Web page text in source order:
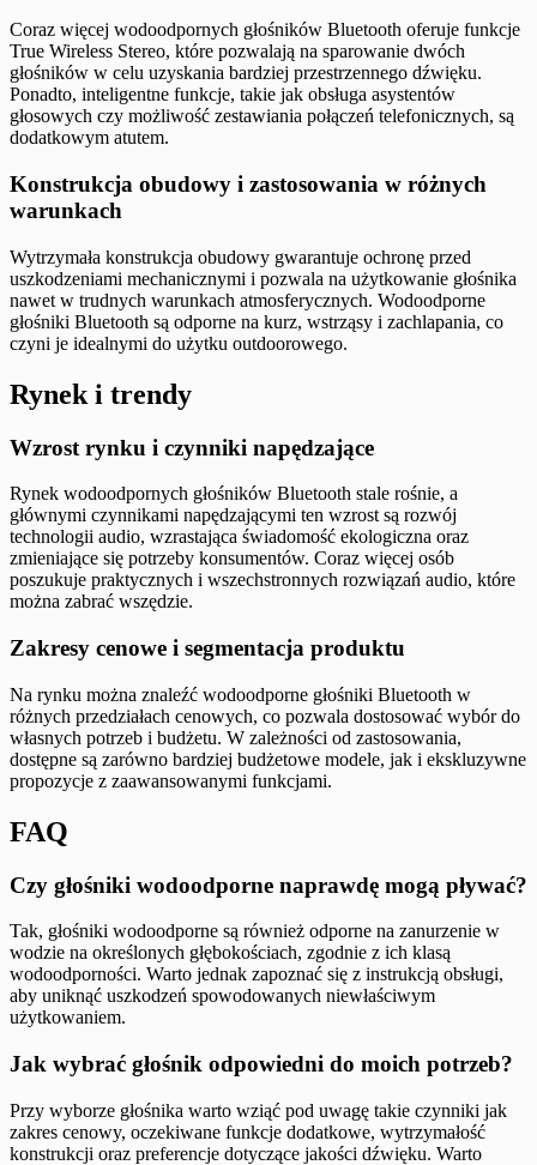
Coraz więcej wodoodpornych głośników Bluetooth oferuje funkcje
True Wireless Stereo, które pozwalają na sparowanie dwóch
głośników w celu uzyskania bardziej przestrzennego dźwięku.
Ponadto, inteligentne funkcje, takie jak obsługa asystentów
głosowych czy możliwość zestawiania połączeń telefonicznych, są
dodatkowym atutem.
Konstrukcja obudowy i zastosowania w różnych
warunkach
Wytrzymała konstrukcja obudowy gwarantuje ochronę przed
uszkodzeniami mechanicznymi i pozwala na użytkowanie głośnika
nawet w trudnych warunkach atmosferycznych. Wodoodporne
głośniki Bluetooth są odporne na kurz, wstrząsy i zachlapania, co
czyni je idealnymi do użytku outdoorowego.
Rynek i trendy
Wzrost rynku i czynniki napędzające
Rynek wodoodpornych głośników Bluetooth stale rośnie, a
głównymi czynnikami napędzającymi ten wzrost są rozwój
technologii audio, wzrastająca świadomość ekologiczna oraz
zmieniające się potrzeby konsumentów. Coraz więcej osób
poszukuje praktycznych i wszechstronnych rozwiązań audio, które
można zabrać wszędzie.
Zakresy cenowe i segmentacja produktu
Na rynku można znaleźć wodoodporne głośniki Bluetooth w
różnych przedziałach cenowych, co pozwala dostosować wybór do
własnych potrzeb i budżetu. W zależności od zastosowania,
dostępne są zarówno bardziej budżetowe modele, jak i ekskluzywne
propozycje z zaawansowanymi funkcjami.
FAQ
Czy głośniki wodoodporne naprawdę mogą pływać?
Tak, głośniki wodoodporne są również odporne na zanurzenie w
wodzie na określonych głębokościach, zgodnie z ich klasą
wodoodporności. Warto jednak zapoznać się z instrukcją obsługi,
aby uniknąć uszkodzeń spowodowanych niewłaściwym
użytkowaniem.
Jak wybrać głośnik odpowiedni do moich potrzeb?
Przy wyborze głośnika warto wziąć pod uwagę takie czynniki jak
zakres cenowy, oczekiwane funkcje dodatkowe, wytrzymałość
konstrukcji oraz preferencje dotyczące jakości dźwięku. Warto